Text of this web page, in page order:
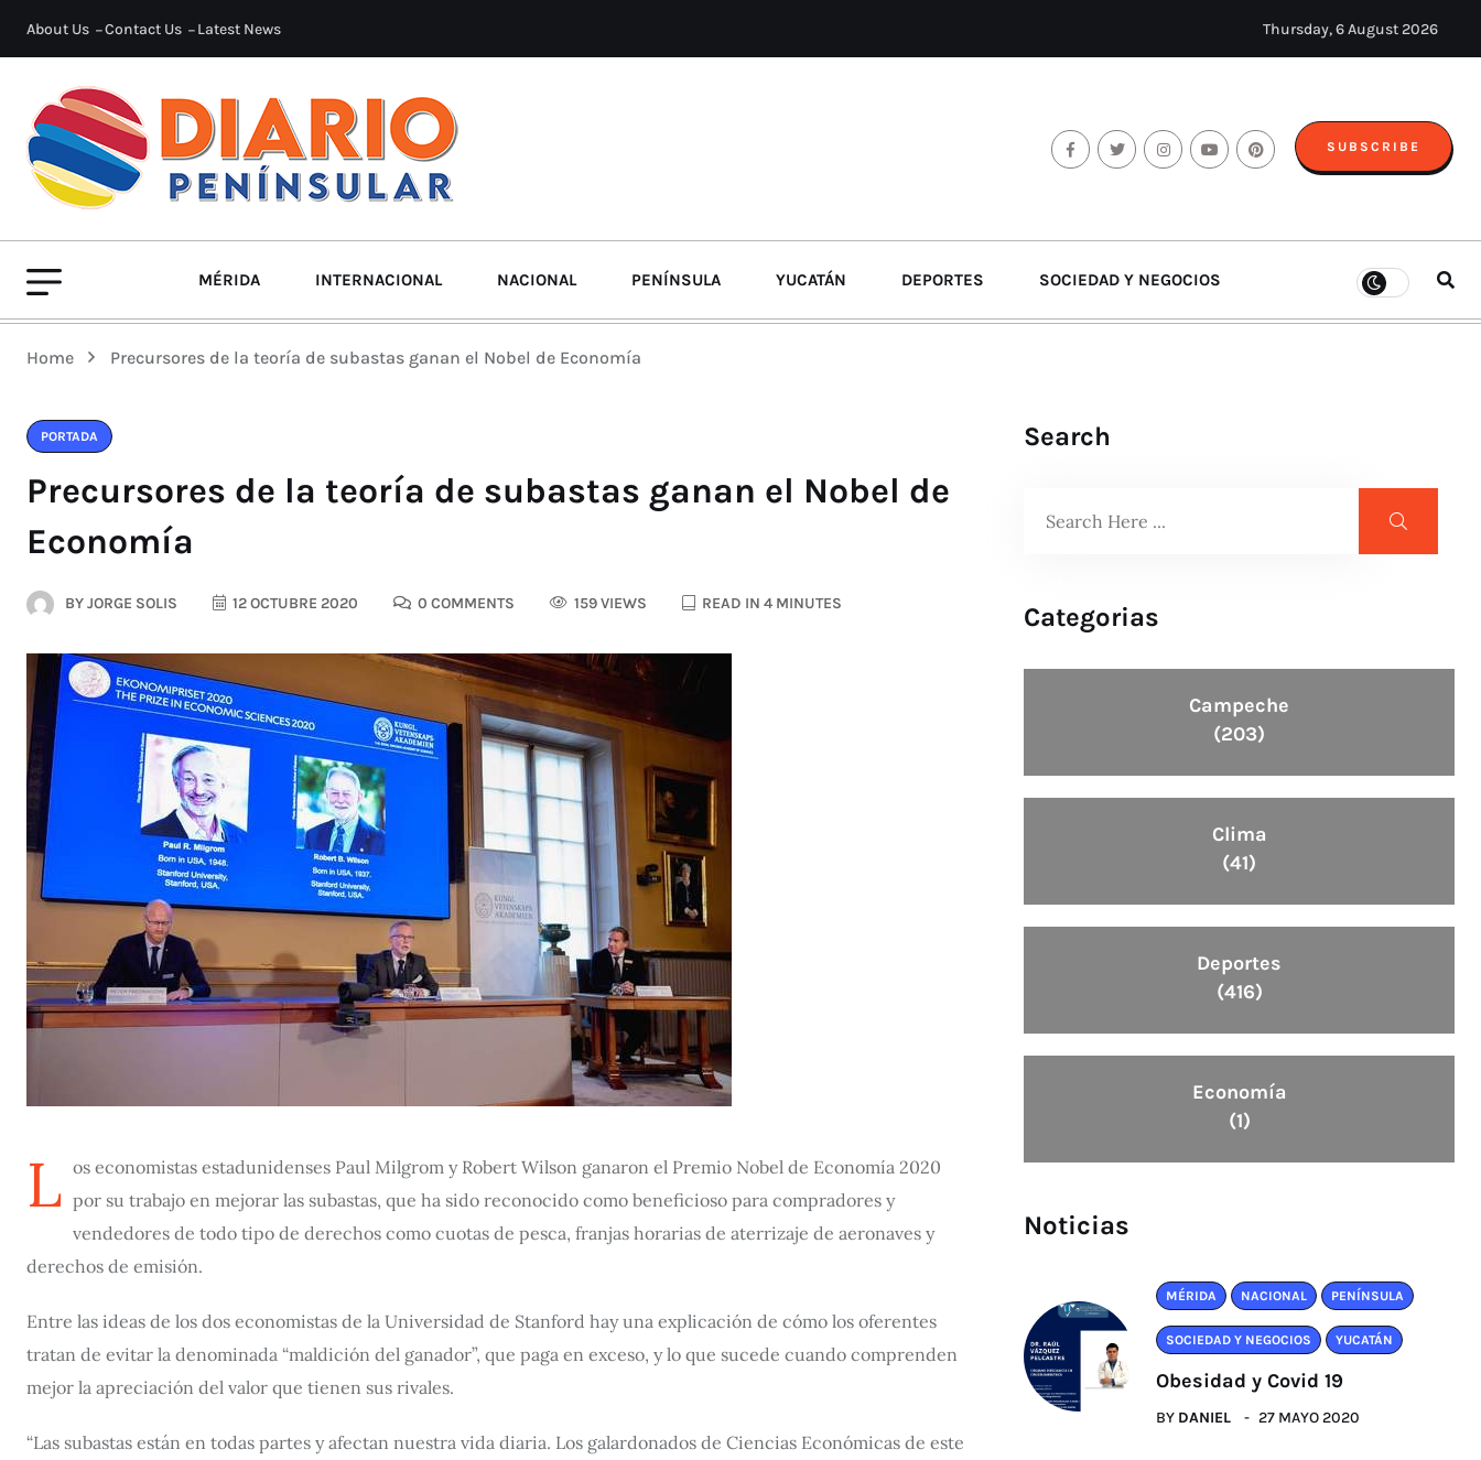
About Us Contact Us Latest News Thursday, 6 August 2026
SUBSCRIBE
MÉRIDA INTERNACIONAL NACIONAL PENÍNSULA YUCATÁN DEPORTES SOCIEDAD Y NEGOCIOS
Home Precursores de la teoría de subastas ganan el Nobel de Economía
PORTADA
Precursores de la teoría de subastas ganan el Nobel de
Economía
BYJORGE SOLIS 12 OCTUBRE 2020 0 COMMENTS 159 VIEWS READ IN 4 MINUTES
L os economistas estadunidenses Paul Milgrom y Robert Wilson ganaron el Premio Nobel de Economía 2020
por su trabajo en mejorar las subastas, que ha sido reconocido como beneficioso para compradores y
vendedores de todo tipo de derechos como cuotas de pesca, franjas horarias de aterrizaje de aeronaves y
derechos de emisión.
Entre las ideas de los dos economistas de la Universidad de Stanford hay una explicación de cómo los oferentes
tratan de evitar la denominada “maldición del ganador”, que paga en exceso, y lo que sucede cuando comprenden
mejor la apreciación del valor que tienen sus rivales.
“Las subastas están en todas partes y afectan nuestra vida diaria. Los galardonados de Ciencias Económicas de este
Search
Categorias
Campeche
(203)
Clima
(41)
Deportes
(416)
Economía
(1)
Noticias
MÉRIDA NACIONAL PENÍNSULA
SOCIEDAD Y NEGOCIOS YUCATÁN
Obesidad y Covid 19
BY DANIEL 27 MAYO 2020